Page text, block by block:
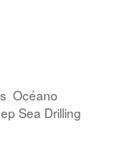
Océano
Sea Drilling